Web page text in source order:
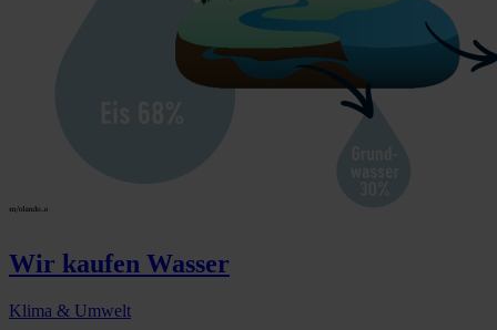
Wir kaufen Wasser
Klima & Umwelt